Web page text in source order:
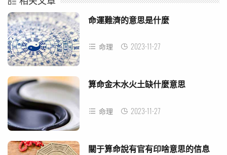
命運難濟的意思是什麼
命理 2023-11-27
算命金木水火土缺什麼意思
命理 2023-11-27
關于算命說有官有印啥意思的信息